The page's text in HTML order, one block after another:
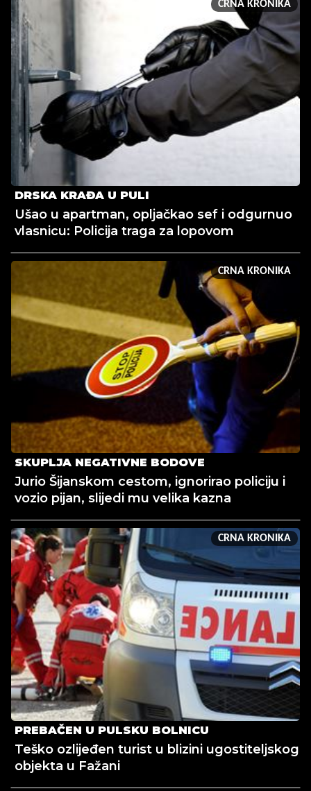
CRNA KRONIKA
DRSKA KRAĐA U PULI
Ušao u apartman, opljačkao sef i odgurnuo
vlasnicu: Policija traga za lopovom
CRNA KRONIKA
SKUPLJA NEGATIVNE BODOVE
Jurio Šijanskom cestom, ignorirao policiju i
vozio pijan, slijedi mu velika kazna
CRNA KRONIKA
PREBAČEN U PULSKU BOLNICU
Teško ozlijeđen turist u blizini ugostiteljskog
objekta u Fažani